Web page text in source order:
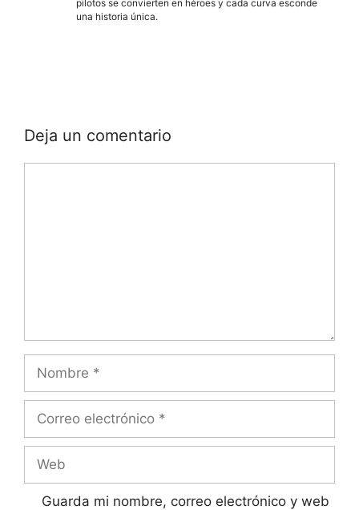
pilotos se convierten en héroes y cada curva esconde
una historia única.
Deja un comentario
electrónico
Guarda mi nombre, correo electrónico y web